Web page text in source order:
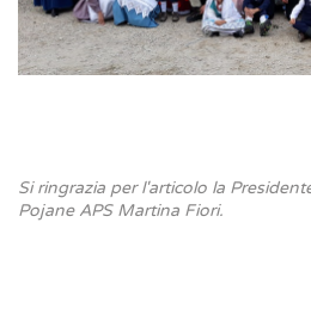
Si ringrazia per l'articolo la
Pojane APS Martina Fiori.